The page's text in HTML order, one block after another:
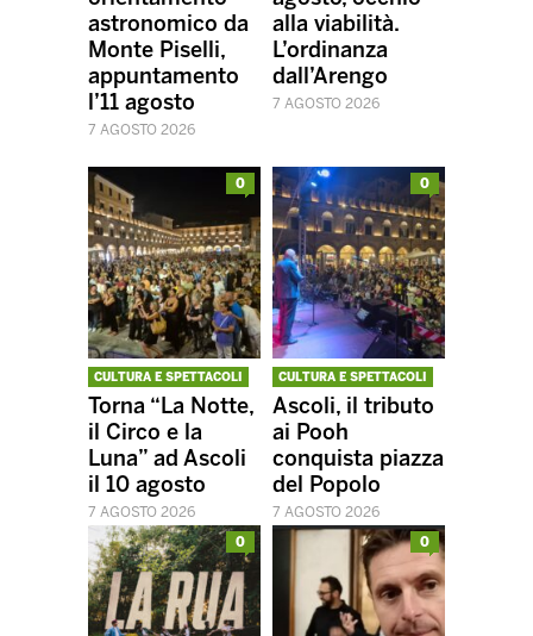
astronomico da
Monte Piselli,
appuntamento
l’11 agosto
7 AGOSTO 2026
alla viabilità.
L’ordinanza
dall’Arengo
7 AGOSTO 2026
CULTURA E SPETTACOLI
Torna “La Notte,
il Circo e la
Luna” ad Ascoli
il 10 agosto
7 AGOSTO 2026
0
CULTURA E SPETTACOLI
Ascoli, il tributo
ai Pooh
conquista piazza
del Popolo
7 AGOSTO 2026
0
0 0